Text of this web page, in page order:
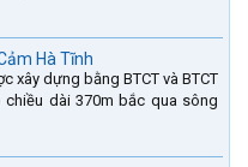
Hà Tĩnh
xây dựng bằng BTCT và BTCT
chiều dài 370m bắc qua sông